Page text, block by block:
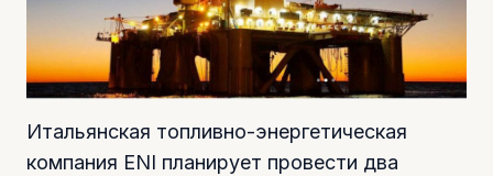
Итальянская топливно-энергетическая
компания ENI планирует провести два